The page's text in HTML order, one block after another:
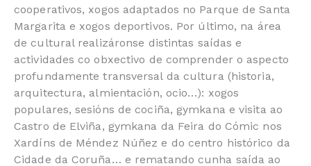
cooperativos, xogos adaptados no Parque de Santa
Margarita e xogos deportivos. Por último, na área
de cultural realizáronse distintas saídas e
actividades co obxectivo de comprender o aspecto
profundamente transversal da cultura (historia,
arquitectura, almientación, ocio…): xogos
populares, sesións de cociña, gymkana e visita ao
Castro de Elviña, gymkana da Feira do Cómic nos
Xardíns de Méndez Núñez e do centro histórico da
Cidade da Coruña… e rematando cunha saída ao